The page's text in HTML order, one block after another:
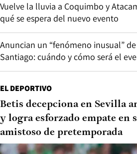
Vuelve la lluvia a Coquimbo y
qué se espera del nuevo evento
Anuncian un “fenómeno inusual”
Santiago: cuándo y cómo será el
EL DEPORTIVO
Betis decepciona en Sevilla
y logra esforzado empate en
amistoso de pretemporada